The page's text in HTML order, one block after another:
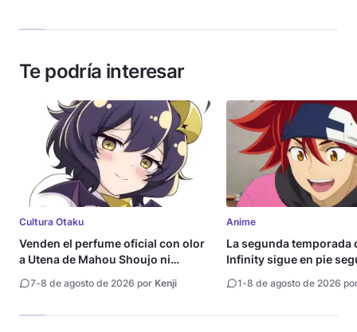
Te podría interesar
Cultura Otaku
Venden el perfume oficial con olor
a Utena de Mahou Shoujo ni
7-8 de agosto de 2026 por Kenji
Anime
La segunda temporada
Infinity sigue en pie
1-8 de agosto de 2026